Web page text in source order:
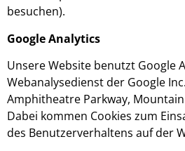
besuchen).
Google Analytics
Unsere Website benutzt Google
Webanalysedienst der Google
Amphitheatre Parkway, Mountain
Dabei kommen Cookies zum
des Benutzerverhaltens auf der